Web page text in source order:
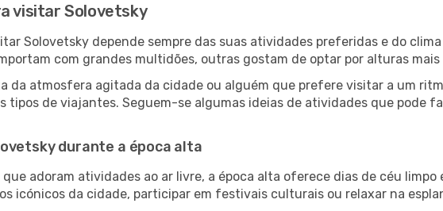
visitar Solovetsky
Solovetsky depende sempre das suas atividades preferidas e do
com grandes multidões, outras gostam de optar por alturas
da atmosfera agitada da cidade ou alguém que prefere visitar a um
tipos de viajantes. Seguem-se algumas ideias de atividades que pode
durante a época alta
adoram atividades ao ar livre, a época alta oferece dias de céu
icónicos da cidade, participar em festivais culturais ou relaxar na